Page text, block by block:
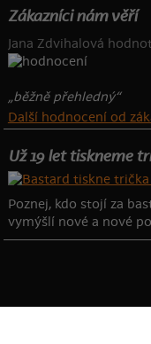
Zákazníci nám věří
Jana Zdvihalová
„běžně přehledný“
Další hodnocení od
Už 19 let tiskneme
Poznej, kdo stojí za
vymýšlí nové a nové